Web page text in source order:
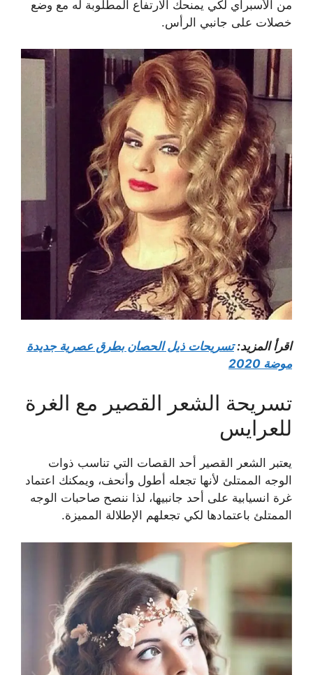
من الأسبراي لكي يمنحك الارتفاع المطلوبة له مع وضع
خصلات على جانبي الرأس.
اقرأ المزيد:تسريحات ذيل الحصان بطرق عصرية جديدة
موضة 2020
تسريحة الشعر القصير مع الغرة
للعرايس
يعتبر الشعر القصير أحد القصات التي تناسب ذوات
الوجه الممتلئ لأنها تجعله أطول وأنحف، ويمكنك اعتماد
غرة انسيابية على أحد جانبيها، لذا ننصح صاحبات الوجه
الممتلئ باعتمادها لكي تجعلهم الإطلالة المميزة.